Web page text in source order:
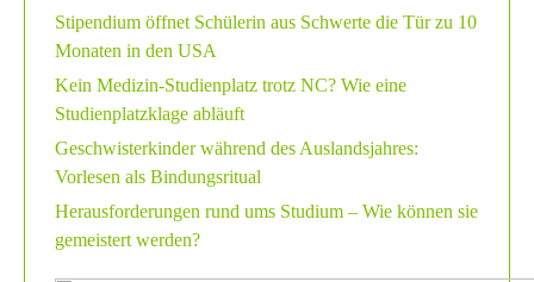
Stipendium öffnet Schülerin aus Schwerte die Tür zu 10
Monaten in den USA
Kein Medizin-Studienplatz trotz NC? Wie eine
Studienplatzklage abläuft
Geschwisterkinder während des Auslandsjahres:
Vorlesen als Bindungsritual
Herausforderungen rund ums Studium – Wie können sie
gemeistert werden?